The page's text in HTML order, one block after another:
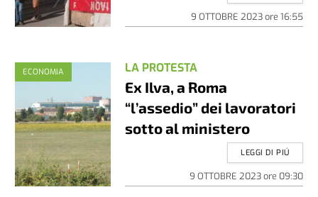
9 OTTOBRE 2023ore 16:55
ECONOMIA LA PROTESTA
Ex Ilva, a Roma
“l’assedio” dei lavoratori
sotto al ministero
9 OTTOBRE 2023ore 09:30
LEGGI DI PIÚ